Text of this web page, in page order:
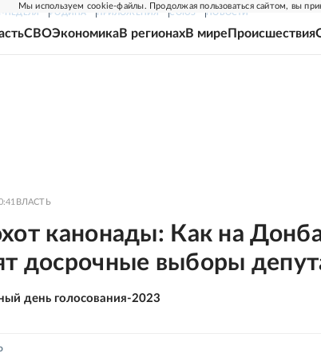
Мы используем cookie-файлы. Продолжая пользоваться сайтом, вы
НЕДЕЛЯ РОДИНА ПРИЛОЖЕНИЯ СОЮЗ НОВОСТИ
СВОЭкономикаВ регионахВ мире Происшествия
ВЛАСТЬ
канонады: Как на
досрочные выборы
день голосования-2023